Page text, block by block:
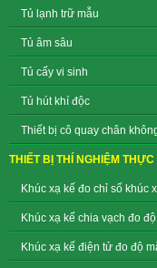
Tủ lạnh trữ mẫu
Tủ âm sâu
Tủ cấy vi sinh
Tủ hút khí độc
Thiết bị cô quay chân
THIẾT BỊ THÍ NGHIỆM THỰC
Khúc xạ kế đo chỉ số khúc
Khúc xạ kế chia vạch đo
Khúc xạ kế điện tử đo độ